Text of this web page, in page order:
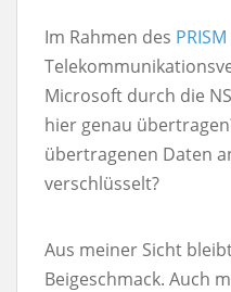
Im Rahmen des
Microsoft durch die
hier genau
übertragenen Daten
verschlüsselt?
Aus meiner Sicht
Beigeschmack. Auch